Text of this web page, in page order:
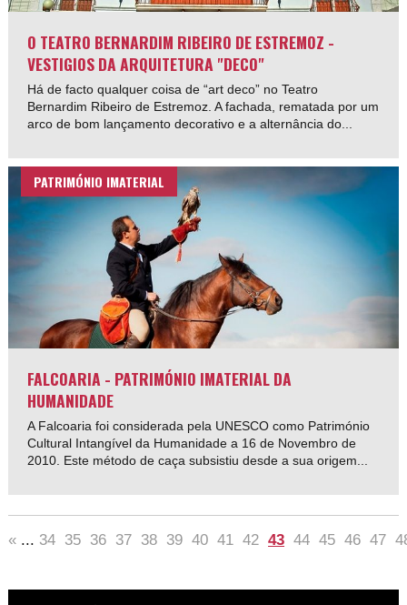
O TEATRO BERNARDIM RIBEIRO DE ESTREMOZ -
VESTIGIOS DA ARQUITETURA "DECO"
Há de facto qualquer coisa de “art deco” no Teatro
Bernardim Ribeiro de Estremoz. A fachada, rematada por um
arco de bom lançamento decorativo e a alternância do...
PATRIMÓNIO IMATERIAL
FALCOARIA - PATRIMÓNIO IMATERIAL DA
HUMANIDADE
A Falcoaria foi considerada pela UNESCO como Património
Cultural Intangível da Humanidade a 16 de Novembro de
2010. Este método de caça subsistiu desde a sua origem...
« ... 34 35 36 37 38 39 40 41 42 43 44 45 46 47